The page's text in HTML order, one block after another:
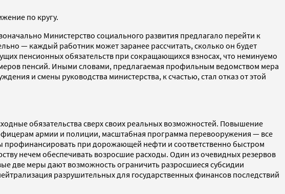
по кругу.
Министерство социального развития предлагало перейти к
— каждый работник может заранее рассчитать, сколько он будет
пенсионных обязательств при сокращающихся взносах, что неминуемо
пенсий. Иными словами, предлагаемая профильным ведомством мера
и смены руководства министерства, к счастью, стал отказ от этой
обязательства сверх своих реальных возможностей. Повышение
армии и полиции, масштабная программа перевооружения — все
профинансировать при дорожающей нефти и соответственно быстром
нечем обеспечивать возросшие расходы. Один из очевидных резервов
две меры дают возможность ограничить разросшиеся субсидии
разрушительных для государственных финансов последствий